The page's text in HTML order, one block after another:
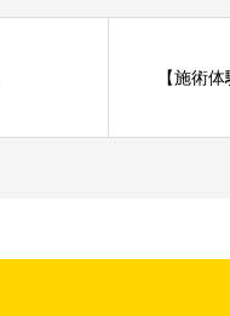
【施術